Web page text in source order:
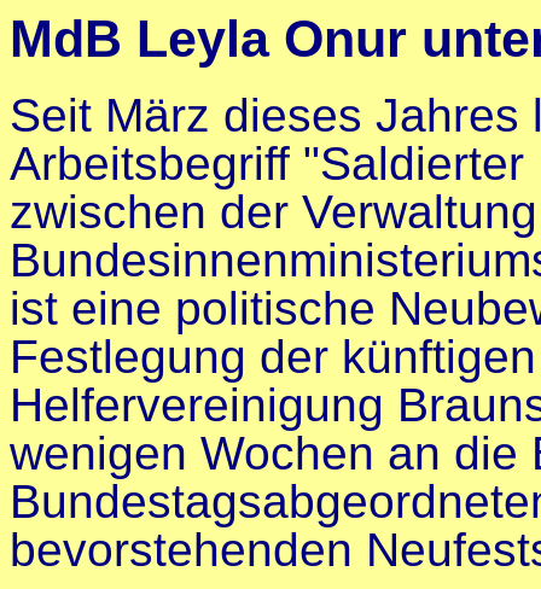
MdB Leyla Onur
Seit März dieses Jahres
Arbeitsbegriff
zwischen der
ist eine politische
Festlegung der
Helfervereinigung
wenigen Wochen an die
bevorstehenden